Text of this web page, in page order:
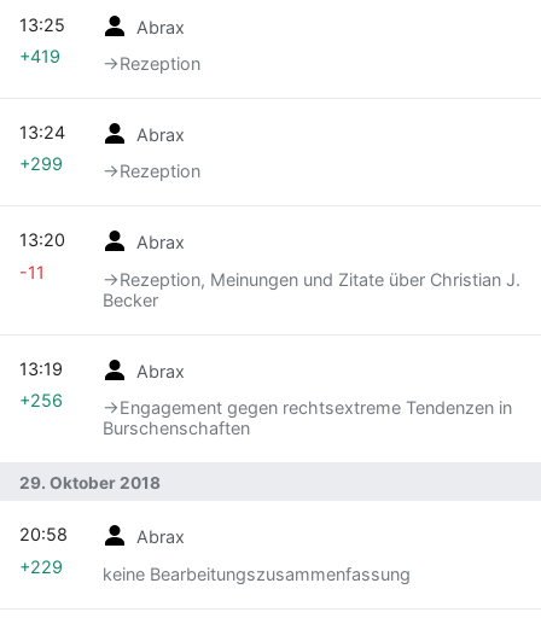
Abrax
→‎Rezeption
13:25
+419
Abrax
→‎Rezeption
13:24
+299
Abrax
→‎Rezeption, Meinungen und Zitate über Christian J.
Becker
13:20
-11
Abrax
→‎Engagement gegen rechtsextreme Tendenzen in
Burschenschaften
13:19
+256
29. Oktober 2018
Abrax
keine Bearbeitungszusammenfassung
20:58
+229